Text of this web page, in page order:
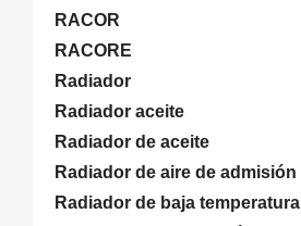
RACOR
RACORE
Radiador
Radiador aceite
Radiador de aceite
Radiador de aire de admisión
Radiador de baja temperatura